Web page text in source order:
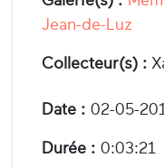
Jean-de-Luz
Collecteur(s) :
Date : 02-05-
Durée : 0:03:21